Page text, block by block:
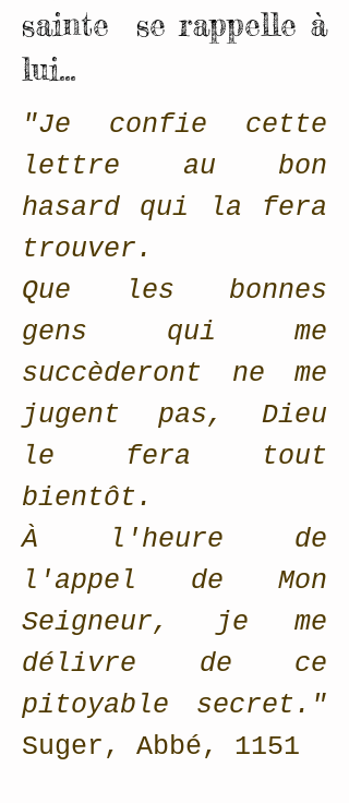
sainte se rappelle à
lui...
"Je confie cette
lettre au bon
hasard qui la fera
trouver.
Que les bonnes
gens qui me
succèderont ne me
jugent pas, Dieu
le fera tout
bientôt.
À l'heure de
l'appel de Mon
Seigneur, je me
délivre de ce
pitoyable secret."
Suger, Abbé, 1151